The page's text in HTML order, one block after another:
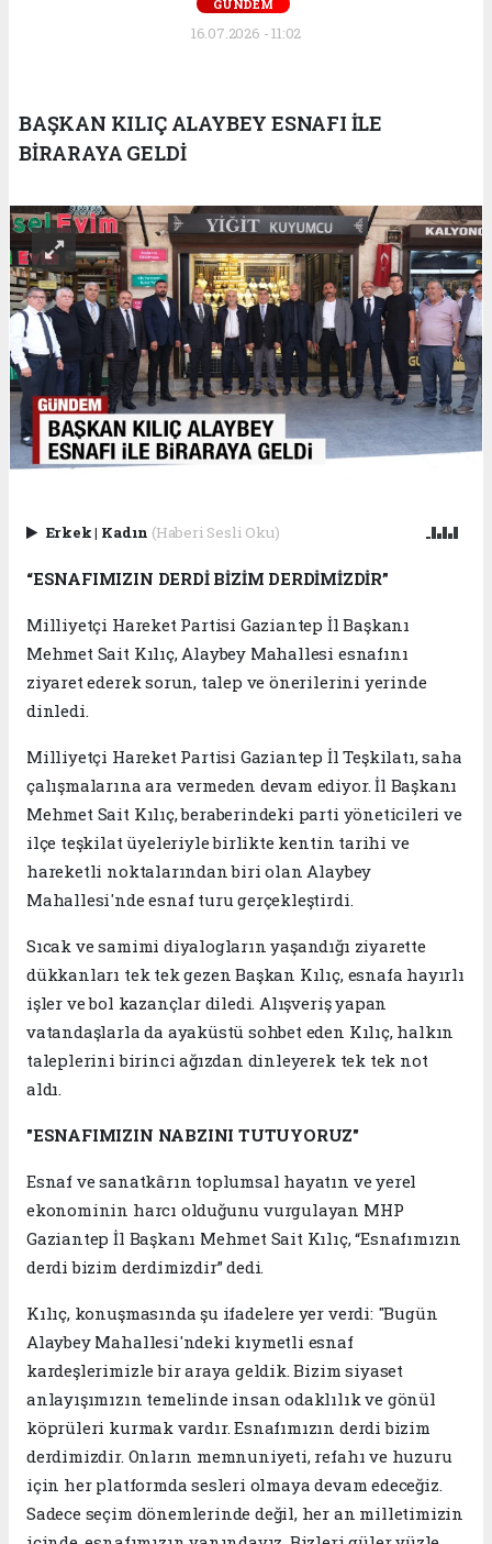
GÜNDEM
16.07.2026 - 11:02
BAŞKAN KILIÇ ALAYBEY ESNAFI İLE
BİRARAYA GELDİ
Erkek| Kadın (Haberi Sesli Oku)
“ESNAFIMIZIN DERDİ BİZİM DERDİMİZDİR”
Milliyetçi Hareket Partisi Gaziantep İl Başkanı
Mehmet Sait Kılıç, Alaybey Mahallesi esnafını
ziyaret ederek sorun, talep ve önerilerini yerinde
dinledi.
Milliyetçi Hareket Partisi Gaziantep İl Teşkilatı, saha
çalışmalarına ara vermeden devam ediyor. İl Başkanı
Mehmet Sait Kılıç, beraberindeki parti yöneticileri ve
ilçe teşkilat üyeleriyle birlikte kentin tarihi ve
hareketli noktalarından biri olan Alaybey
Mahallesi'nde esnaf turu gerçekleştirdi.
Sıcak ve samimi diyalogların yaşandığı ziyarette
dükkanları tek tek gezen Başkan Kılıç, esnafa hayırlı
işler ve bol kazançlar diledi. Alışveriş yapan
vatandaşlarla da ayaküstü sohbet eden Kılıç, halkın
taleplerini birinci ağızdan dinleyerek tek tek not
aldı.
"ESNAFIMIZIN NABZINI TUTUYORUZ"
Esnaf ve sanatkârın toplumsal hayatın ve yerel
ekonominin harcı olduğunu vurgulayan MHP
Gaziantep İl Başkanı Mehmet Sait Kılıç, “Esnafımızın
derdi bizim derdimizdir” dedi.
Kılıç, konuşmasında şu ifadelere yer verdi: "Bugün
Alaybey Mahallesi'ndeki kıymetli esnaf
kardeşlerimizle bir araya geldik. Bizim siyaset
anlayışımızın temelinde insan odaklılık ve gönül
köprüleri kurmak vardır. Esnafımızın derdi bizim
derdimizdir. Onların memnuniyeti, refahı ve huzuru
için her platformda sesleri olmaya devam edeceğiz.
Sadece seçim dönemlerinde değil, her an milletimizin